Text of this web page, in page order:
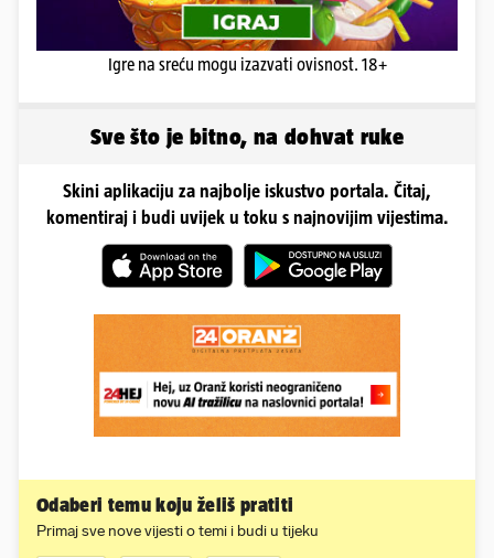
Igre na sreću mogu izazvati ovisnost. 18+
Sve što je bitno, na dohvat ruke
Skini aplikaciju za najbolje iskustvo portala. Čitaj,
komentiraj i budi uvijek u toku s najnovijim vijestima.
Odaberi temu koju želiš pratiti
Primaj sve nove vijesti o temi i budi u tijeku